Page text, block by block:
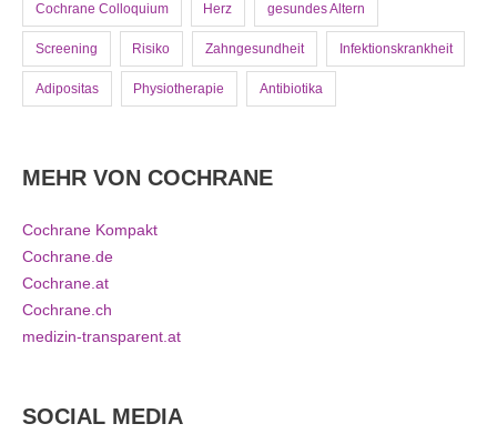
Cochrane Colloquium Herz gesundes Altern
Screening Risiko Zahngesundheit Infektionskrankheit
Adipositas Physiotherapie Antibiotika
MEHR VON COCHRANE
Cochrane Kompakt
Cochrane.de
Cochrane.at
Cochrane.ch
medizin-transparent.at
SOCIAL MEDIA